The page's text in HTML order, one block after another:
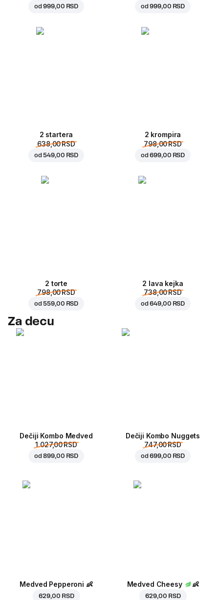
od999,00 RSD od999,00 RSD
2 startera
638,00 RSD
od549,00 RSD
2 krompira
798,00 RSD
od699,00 RSD
2 torte
798,00 RSD
od559,00 RSD
2 lava kejka
738,00 RSD
od649,00 RSD
Za decu
Dečiji Kombo Medved
1.027,00 RSD
od899,00 RSD
Dečiji Kombo Nuggets
747,00 RSD
od699,00 RSD
Medved Pepperoni 👶
629,00 RSD
Medved Cheesy 👶
629,00 RSD